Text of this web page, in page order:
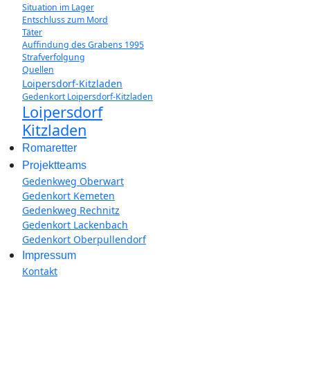
Situation im Lager
Entschluss zum Mord
Täter
Auffindung des Grabens 1995
Strafverfolgung
Quellen
Loipersdorf-Kitzladen
Gedenkort Loipersdorf-Kitzladen
Loipersdorf
Kitzladen
Romaretter
Projektteams
Gedenkweg Oberwart
Gedenkort Kemeten
Gedenkweg Rechnitz
Gedenkort Lackenbach
Gedenkort Oberpullendorf
Impressum
Kontakt